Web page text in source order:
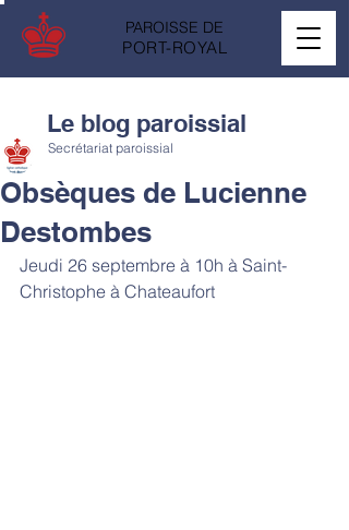
PAROISSE DE
PORT-ROYAL
Obsèques de Lucienne
Destombes
Secrétariat paroissial
Jeudi 26 septembre à 10h à Saint-
Christophe à Chateaufort
Le blog paroissial